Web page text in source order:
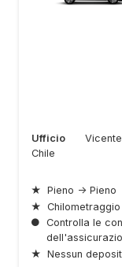
Ufficio
Chile
★ Pieno → Pieno
★
● Controlla le
★ Nessun